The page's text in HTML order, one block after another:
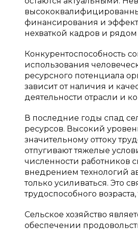
финансирования и
нехваткой кадров и
Конкурентоспособность
использования
ресурсного потенциала
зависит от наличия и
деятельности отрасли и
В последние годы спад
ресурсов. Высокий
значительному оттоку
отпугивают тяжелые
численности работников
внедрением технологий
только усиливаться. Это
трудоспособного
Сельское хозяйство
обеспечении